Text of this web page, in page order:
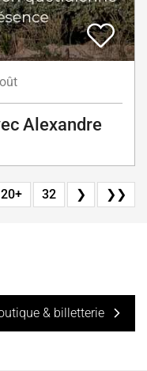
Alexandre
20+ 32 ❯ ❯❯
& billetterie